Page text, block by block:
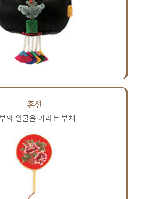
혼선
의 얼굴을 가리는 부채